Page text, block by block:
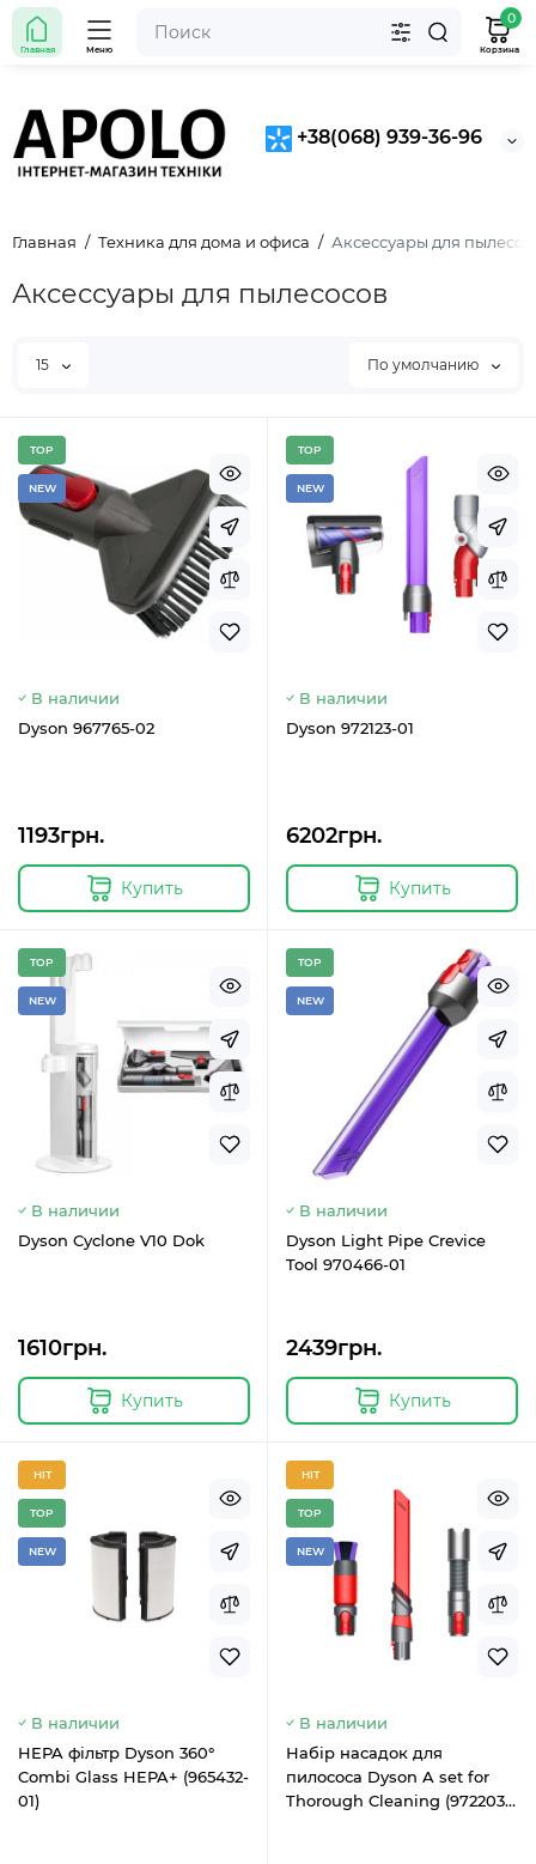
+38(068) 939-36-96
Главная Меню
0
Корзина
Главная Техника для дома и офиса Аксессуары для
Аксессуары для пылесосов
15 По умолчанию
TOP
NEW
В наличии
Dyson 967765-02
1193грн.
Купить
TOP
NEW
В наличии
Dyson 972123-01
6202грн.
Купить
TOP
NEW
В наличии
Dyson Cyclone V10 Dok
1610грн.
Купить
TOP
NEW
В наличии
Dyson Light Pipe Crevice
Tool 970466-01
2439грн.
Купить
HIT
TOP
NEW
В наличии
HEPA фільтр Dyson 360°
Combi Glass HEPA+ (965432-
01)
HIT
TOP
NEW
В наличии
Набір насадок для
пилососа Dyson A set for
Thorough Cleaning (972203-